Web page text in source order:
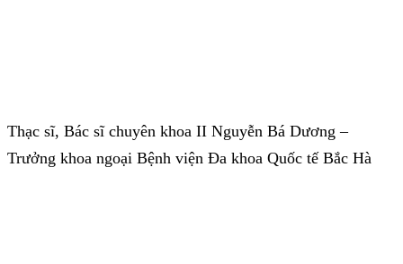
Thạc sĩ, Bác sĩ chuyên khoa II Nguyễn Bá Dương –
Trưởng khoa ngoại Bệnh viện Đa khoa Quốc tế Bắc Hà